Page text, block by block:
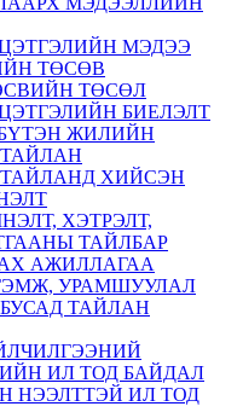
МЭДЭЭ
ТӨСӨВ
ТӨСӨЛ
БИЕЛЭЛТ
ЖИЛИЙН
ХИЙСЭН
ХЭТРЭЛТ,
ТАЙЛБАР
АЖИЛЛАГАА
УРАМШУУЛАЛ
ТАЙЛАН
ИЛ ТОД БАЙДАЛ
НЭЭЛТТЭЙ ИЛ ТОД